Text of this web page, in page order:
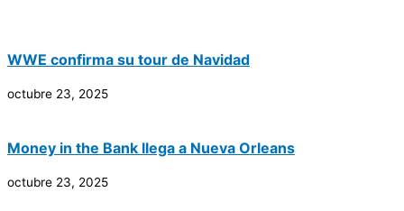
WWE confirma su tour de Navidad
octubre 23, 2025
Money in the Bank llega a Nueva Orleans
octubre 23, 2025